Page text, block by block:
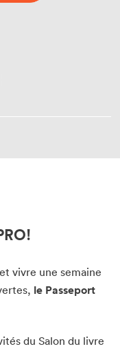
vivre une semaine
le Passeport
du Salon du livre